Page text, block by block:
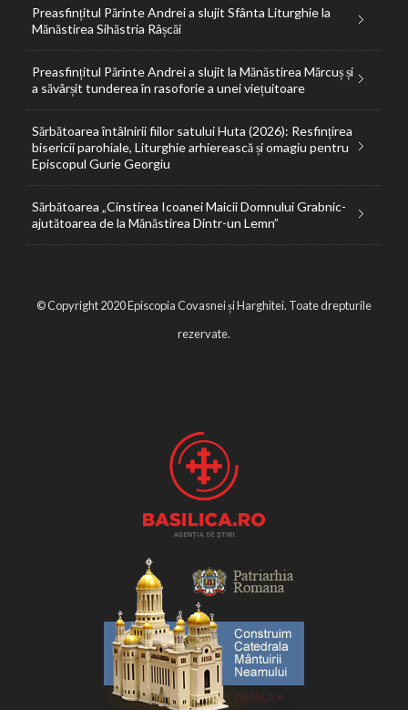
Preasfințitul Părinte Andrei a slujit Sfânta Liturghie la
Mănăstirea Sihăstria Râșcăi
Preasfințitul Părinte Andrei a slujit la Mănăstirea Mărcuș și
a săvârșit tunderea în rasoforie a unei viețuitoare
Sărbătoarea întâlnirii fiilor satului Huta (2026): Resfințirea
bisericii parohiale, Liturghie arhierească și omagiu pentru
Episcopul Gurie Georgiu
Sărbătoarea „Cinstirea Icoanei Maicii Domnului Grabnic-
ajutătoarea de la Mănăstirea Dintr-un Lemn”
© Copyright 2020 Episcopia Covasnei și Harghitei. Toate drepturile
rezervate.